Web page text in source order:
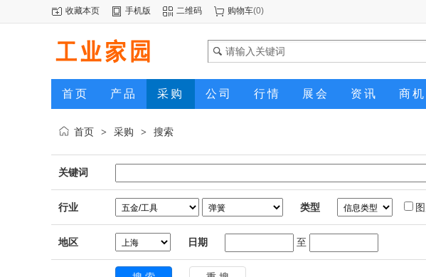
收藏本页 手机版 二维码 购物车(0)
首页 产品 采购 公司 行情 展会 资讯 商机
首页 > 采购 > 搜索
关键词
行业 类型
地区 日期 至